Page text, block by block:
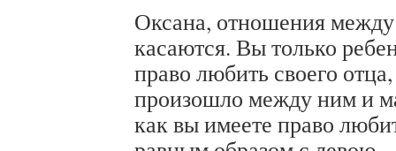
Оксана, отношения
касаются. Вы только
право любить своего
произошло между ним и
как вы имеете право